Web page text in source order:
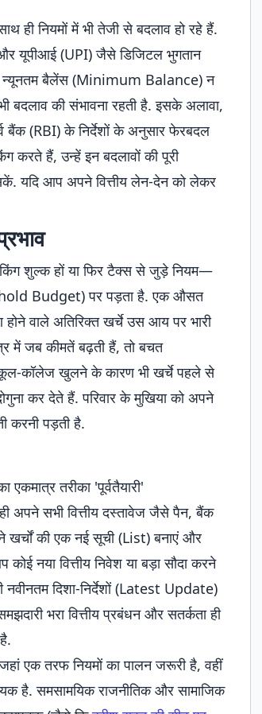
नियमों में भी तेजी से बदलाव हो रहे हैं.
यूपीआई (UPI) जैसे डिजिटल भुगतान
न्यूनतम बैलेंस (Minimum Balance) न
बदलाव की संभावना रहती है. इसके अलावा,
बैंक (RBI) के निर्देशों के अनुसार फेरबदल
करते हैं, उन्हें इन बदलावों की पूरी
सकें. यदि आप अपने वित्तीय लेन-देन को लेकर
शुल्क हों या फिर टैक्स से जुड़े नियम—
Budget) पर पड़ता है. एक औसत
वाले अतिरिक्त खर्चे उस आय पर भारी
में जब कीमतें बढ़ती हैं, तो बचत
कॉलेज खुलने के कारण भी खर्चे पहले से
कर देते हैं. परिवार के मुखिया को अपने
करनी पड़ती है.
तरीका 'पूर्वतैयारी'
सभी वित्तीय दस्तावेज जैसे पैन, बैंक
खर्चों की एक नई सूची (List) बनाएं और
नया वित्तीय निवेश या बड़ा सौदा करने
दिशा-निर्देशों (Latest Update)
भरा वित्तीय प्रबंधन और सतर्कता ही
एक तरफ नियमों का पालन जरूरी है, वहीं
है. समसामयिक राजनीतिक और सामाजिक